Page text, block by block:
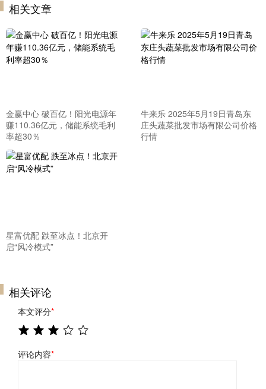
相关文章
金赢中心 破百亿！阳光电源年
赚110.36亿元，储能系统毛利
率超30％
牛来乐 2025年5月19日青岛东
庄头蔬菜批发市场有限公司价格
行情
星富优配 跌至冰点！北京开
启“风冷模式”
相关评论
本文评分*
评论内容*